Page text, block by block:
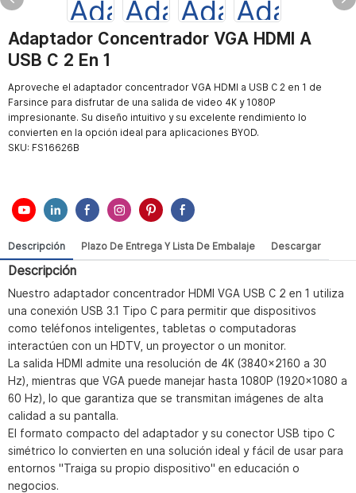
Adaptador Concentrador VGA HDMI A
USB C 2 En 1
Aproveche el adaptador concentrador VGA HDMI a USB C 2 en 1 de
Farsince para disfrutar de una salida de video 4K y 1080P
impresionante. Su diseño intuitivo y su excelente rendimiento lo
convierten en la opción ideal para aplicaciones BYOD.
SKU: FS16626B
Descripción Plazo De Entrega Y Lista De Embalaje Descargar
Descripción
Nuestro adaptador concentrador HDMI VGA USB C 2 en 1 utiliza
una conexión USB 3.1 Tipo C para permitir que dispositivos
como teléfonos inteligentes, tabletas o computadoras
interactúen con un HDTV, un proyector o un monitor.
La salida HDMI admite una resolución de 4K (3840×2160 a 30
Hz), mientras que VGA puede manejar hasta 1080P (1920×1080 a
60 Hz), lo que garantiza que se transmitan imágenes de alta
calidad a su pantalla.
El formato compacto del adaptador y su conector USB tipo C
simétrico lo convierten en una solución ideal y fácil de usar para
entornos "Traiga su propio dispositivo" en educación o
negocios.